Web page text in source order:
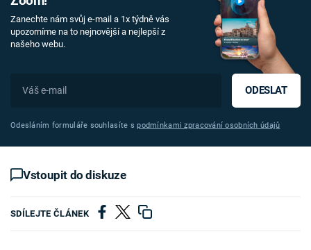
Zanechte nám svůj e-mail a 1x týdně vás
upozorníme na to nejnovější a nejlepší z
našeho webu.
ODESLAT
Odesláním formuláře souhlasíte spodmínkami zpracování osobních údajů
Vstoupit do diskuze
SDÍLEJTE ČLÁNEK